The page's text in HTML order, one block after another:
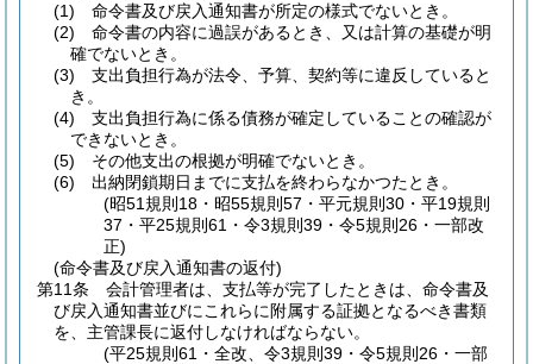
(1)
命令書及び戻入通知書が所定の様式でないとき。
(2)
命令書の内容に過誤があるとき、又は計算の基礎が明
確でないとき。
(3)
支出負担行為が法令、予算、契約等に違反していると
き。
(4)
支出負担行為に係る債務が確定していることの確認が
できないとき。
(5)
その他支出の根拠が明確でないとき。
(6)
出納閉鎖期日までに支払を終わらなかつたとき。
(昭51規則18・昭55規則57・平元規則30・平19規則
37・平25規則61・令3規則39・令5規則26・一部改
正)
(命令書及び戻入通知書の返付)
第11条
会計管理者は、支払等が完了したときは、命令書及
び戻入通知書並びにこれらに附属する証拠となるべき書類
を、主管課長に返付しなければならない。
(平25規則61・全改、令3規則39・令5規則26・一部